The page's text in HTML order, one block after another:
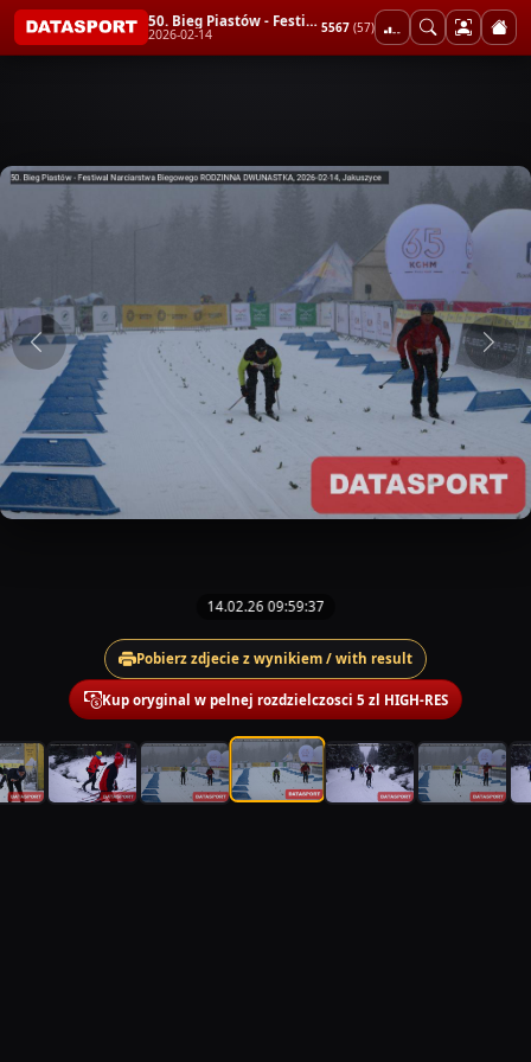
50. Bieg Piastów - Festiwal Narciarstwa Biegowego RODZINNA DWUNASTKA
2026-02-14 5567 (57)
14.02.26 09:59:37
Pobierz zdjecie z wynikiem / with result
Kup oryginal w pelnej rozdzielczosci 5 zl HIGH-RES